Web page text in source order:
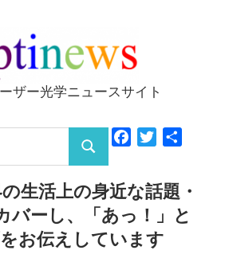
ザー光学ニュースサイト
検
索
FacebookTwitter
生活上の身近な話題・
バーし、「あっ！」と
お伝えしています